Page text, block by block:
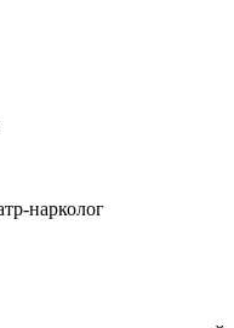
нарколог